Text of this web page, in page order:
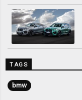
TAGS
bmw